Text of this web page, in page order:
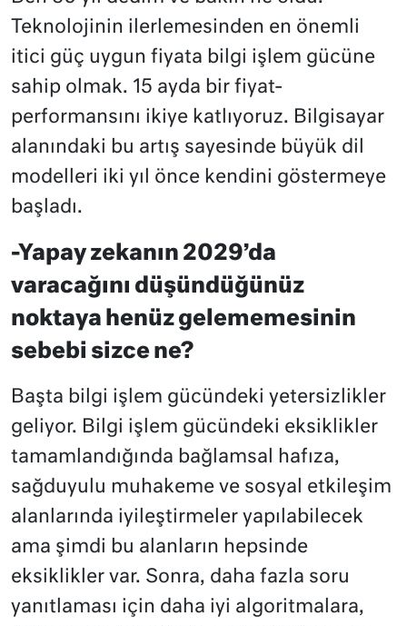
Teknolojinin ilerlemesinden en önemli
itici güç uygun fiyata bilgi işlem gücüne
sahip olmak. 15 ayda bir fiyat-
performansını ikiye katlıyoruz. Bilgisayar
alanındaki bu artış sayesinde büyük dil
modelleri iki yıl önce kendini göstermeye
başladı.
-Yapay zekanın 2029’da
varacağını düşündüğünüz
noktaya henüz gelememesinin
sebebi sizce ne?
Başta bilgi işlem gücündeki yetersizlikler
geliyor. Bilgi işlem gücündeki eksiklikler
tamamlandığında bağlamsal hafıza,
sağduyulu muhakeme ve sosyal etkileşim
alanlarında iyileştirmeler yapılabilecek
ama şimdi bu alanların hepsinde
eksiklikler var. Sonra, daha fazla soru
yanıtlaması için daha iyi algoritmalara,